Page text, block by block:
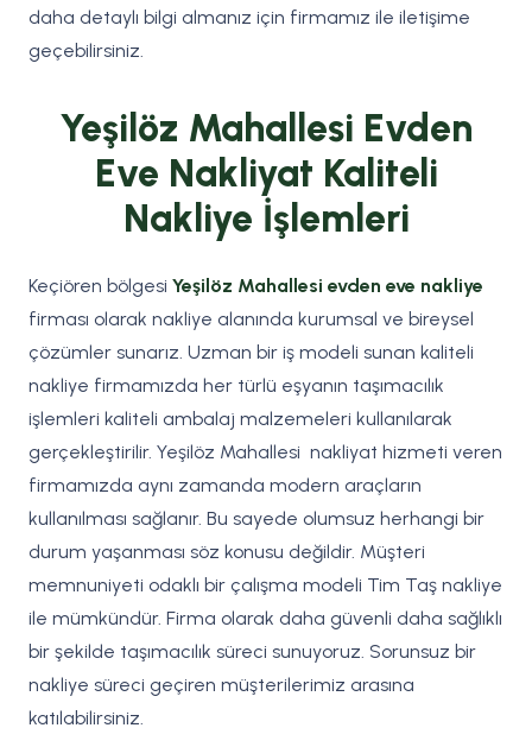
daha detaylı bilgi almanız için firmamız ile iletişime
geçebilirsiniz.
Yeşilöz Mahallesi Evden
Eve Nakliyat Kaliteli
Nakliye İşlemleri
Keçiören bölgesi Yeşilöz Mahallesi evden eve nakliye
firması olarak nakliye alanında kurumsal ve bireysel
çözümler sunarız. Uzman bir iş modeli sunan kaliteli
nakliye firmamızda her türlü eşyanın taşımacılık
işlemleri kaliteli ambalaj malzemeleri kullanılarak
gerçekleştirilir. Yeşilöz Mahallesi nakliyat hizmeti veren
firmamızda aynı zamanda modern araçların
kullanılması sağlanır. Bu sayede olumsuz herhangi bir
durum yaşanması söz konusu değildir. Müşteri
memnuniyeti odaklı bir çalışma modeli Tim Taş nakliye
ile mümkündür. Firma olarak daha güvenli daha sağlıklı
bir şekilde taşımacılık süreci sunuyoruz. Sorunsuz bir
nakliye süreci geçiren müşterilerimiz arasına
katılabilirsiniz.